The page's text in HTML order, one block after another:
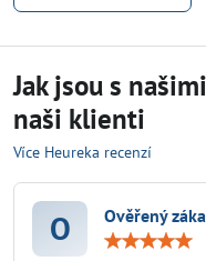
Jak jsou s
naši klienti
Více Heureka recenzí
O Ověřený